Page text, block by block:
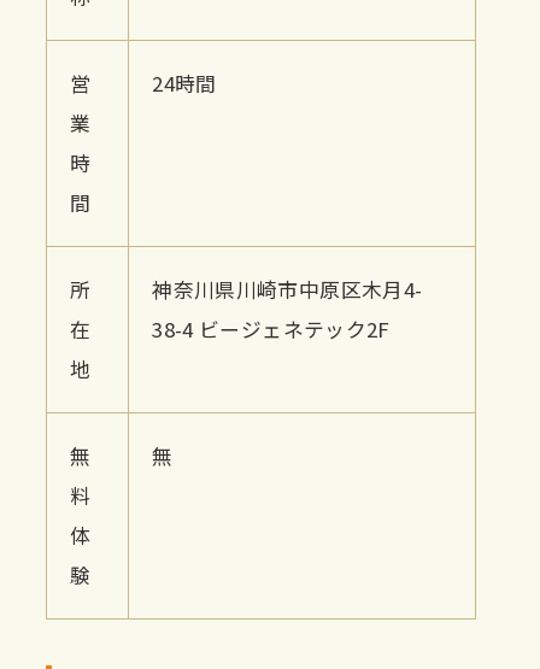
営
業
時
間
24時間
所
在
地
神奈川県川崎市中原区木月4-
38-4 ビージェネテック2F
無
料
体
験
無